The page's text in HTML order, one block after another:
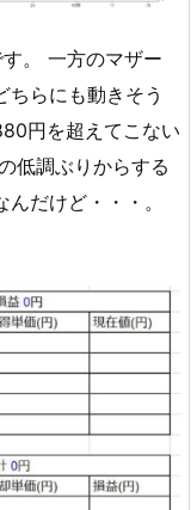
。 一方のマザー
ちらにも動きそう
円を超えてこない
低調ぶりからする
だけど・・・。